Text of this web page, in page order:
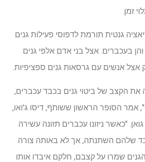
זמן.
גנטית תורמת לדפוסי פעילות גנים
והן בעכברים. אצל בני אדם אלפי גנים
אצל אנשים עם גרסאות גנים ספציפיות.
את הקצב של ביטוי גנים בכבד עכברים,
אמר הסופר הראשון ששותף, דיסו ג'ואו,
"כאשר ניזונו עכברים תזונה עשירה
שלהם השתנתה, אך לא באותה צורה
שמרו על קצבם, חלקם איבדו אותו